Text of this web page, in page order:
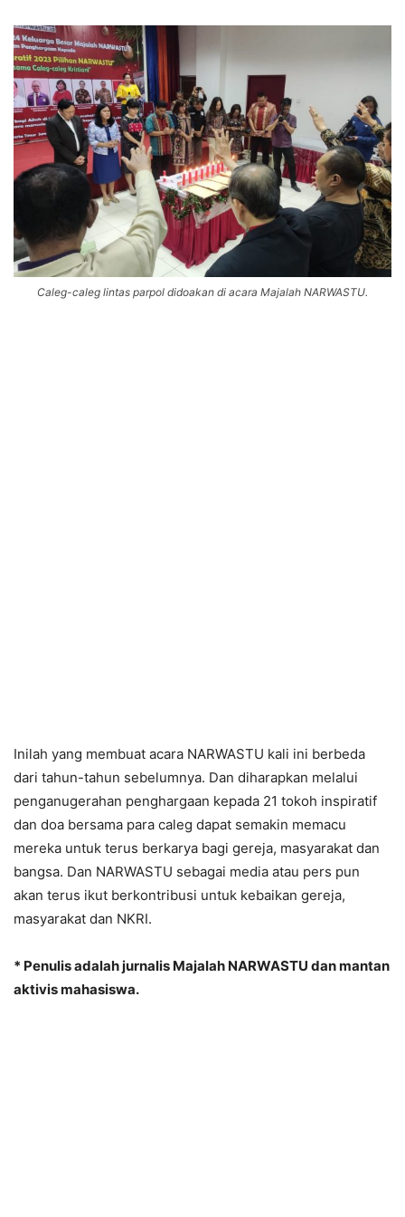
Caleg-caleg lintas parpol didoakan di acara Majalah NARWASTU.
Inilah yang membuat acara NARWASTU kali ini berbeda
dari tahun-tahun sebelumnya. Dan diharapkan melalui
penganugerahan penghargaan kepada 21 tokoh inspiratif
dan doa bersama para caleg dapat semakin memacu
mereka untuk terus berkarya bagi gereja, masyarakat dan
bangsa. Dan NARWASTU sebagai media atau pers pun
akan terus ikut berkontribusi untuk kebaikan gereja,
masyarakat dan NKRI.
* Penulis adalah jurnalis Majalah NARWASTU dan mantan
aktivis mahasiswa.